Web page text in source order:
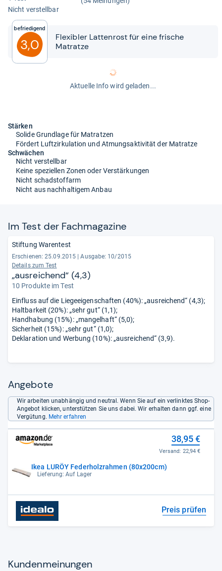
Nicht ver­stell­bar
Befriedigend
3,0
Fle­xibler Lat­ten­rost für eine fri­sche
Matratze
Aktuelle Info wird geladen...
Stärken
Solide Grundlage für Matratzen
Fördert Luftzirkulation und Atmungsaktivität der Matratze
Schwächen
Nicht verstellbar
Keine speziellen Zonen oder Verstärkungen
Nicht schadstoffarm
Nicht aus nachhaltigem Anbau
Im Test der Fach­ma­ga­zine
Stiftung Warentest
Erschienen: 25.09.2015
Ausgabe: 10/2015
Details zum Test
„ausreichend“ (4,3)
10 Produkte im Test
Einfluss auf die Liegeeigenschaften (40%): „ausreichend“ (4,3);
Haltbarkeit (20%): „sehr gut“ (1,1);
Handhabung (15%): „mangelhaft“ (5,0);
Sicherheit (15%): „sehr gut“ (1,0);
Deklaration und Werbung (10%): „ausreichend“ (3,9).
Angebote
Wir arbeiten unabhängig und neutral. Wenn Sie auf ein verlinktes Shop-
Angebot klicken, unterstützen Sie uns dabei. Wir erhalten dann ggf. eine
Vergütung. Mehr erfahren
Ikea LURÖY Federholzrahmen (80x200cm)
Lieferung: Auf Lager
38,95 €
Versand: 22,94 €
Preis prüfen
Kun­den­mei­nun­gen